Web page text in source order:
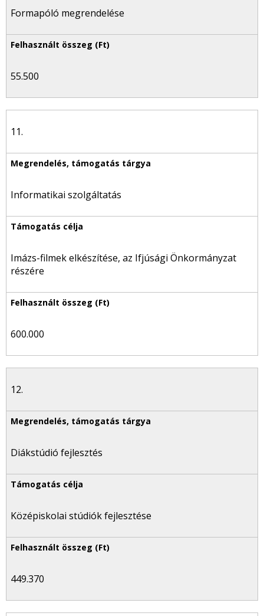
Formapóló megrendelése
55.500
11.
Informatikai szolgáltatás
Imázs-filmek elkészítése, az Ifjúsági Önkormányzat
részére
600.000
12.
Diákstúdió fejlesztés
Középiskolai stúdiók fejlesztése
449.370